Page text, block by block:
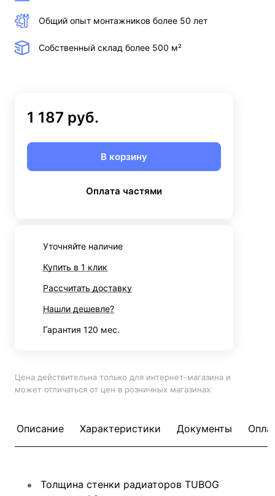
Общий опыт монтажников более 50 лет
Собственный склад более 500 м²
1 187 руб.
В корзину
Оплата частями
Уточняйте наличие
Купить в 1 клик
Рассчитать доставку
Нашли дешевле?
Гарантия 120 мес.
Цена действительна только для интернет-магазина и
может отличаться от цен в розничных магазинах
Описание Характеристики Документы
Толщина стенки радиаторов TUBOG